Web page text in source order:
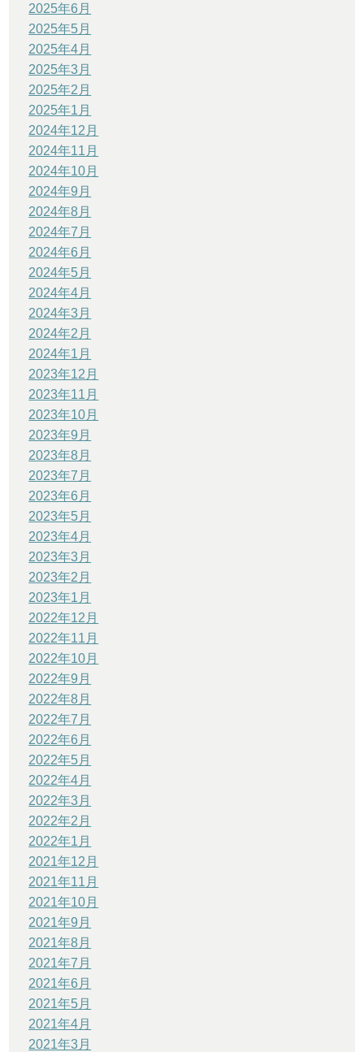
2025年6月
2025年5月
2025年4月
2025年3月
2025年2月
2025年1月
2024年12月
2024年11月
2024年10月
2024年9月
2024年8月
2024年7月
2024年6月
2024年5月
2024年4月
2024年3月
2024年2月
2024年1月
2023年12月
2023年11月
2023年10月
2023年9月
2023年8月
2023年7月
2023年6月
2023年5月
2023年4月
2023年3月
2023年2月
2023年1月
2022年12月
2022年11月
2022年10月
2022年9月
2022年8月
2022年7月
2022年6月
2022年5月
2022年4月
2022年3月
2022年2月
2022年1月
2021年12月
2021年11月
2021年10月
2021年9月
2021年8月
2021年7月
2021年6月
2021年5月
2021年4月
2021年3月